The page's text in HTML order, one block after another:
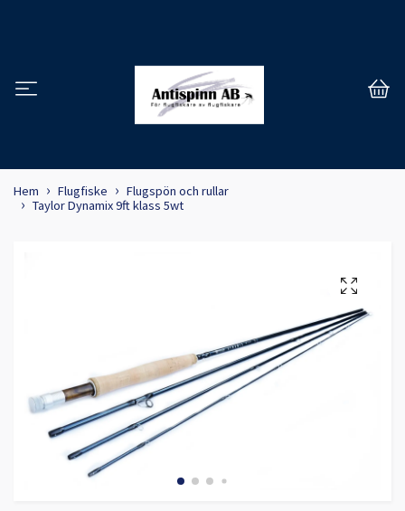
Hem Flugfiske
Flugspön och rullar
Taylor Dynamix 9ft klass 5wt